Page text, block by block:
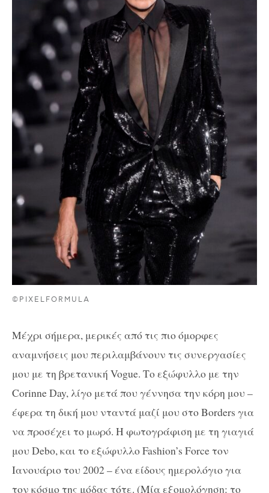
©PIXELFORMULA
Μέχρι σήμερα, μερικές από τις πιο όμορφες
αναμνήσεις μου περιλαμβάνουν τις συνεργασίες
μου με τη βρετανική Vogue. Το εξώφυλλο με την
Corinne Day, λίγο μετά που γέννησα την κόρη μου –
έφερα τη δική μου νταντά μαζί μου στο Borders για
να προσέχει το μωρό. Η φωτογράφιση με τη γιαγιά
μου Debo, και το εξώφυλλο Fashion’s Force τον
Ιανουάριο του 2002 – ένα είδους ημερολόγιο για
τον κόσμο της μόδας τότε. (Μία εξομολόγηση: το